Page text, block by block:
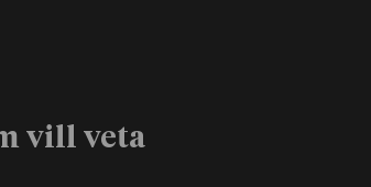
vill veta